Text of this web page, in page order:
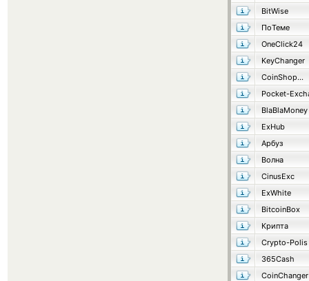
BitWise
ПоТеме
OneClick24
KeyChanger
CoinShop24
Pocket-
BlaBlaMoney
ExHub
Арбуз
Волна
CinusExc
ExWhite
BitcoinBox
Крипта
Crypto-Polis
365Cash
CoinChanger